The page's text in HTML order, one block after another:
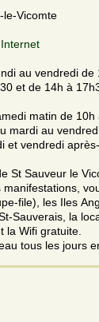
le-Vicomte
au vendredi
et de 14h à
matin de
mardi au
et vendredi
St Sauveur le
file), les Iles
Sauverais, la
la Wifi gratuite.
tous les jours